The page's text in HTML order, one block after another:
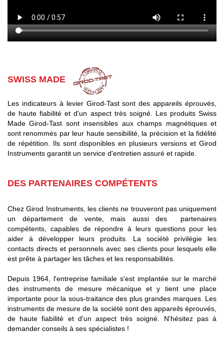
SWISS MADE
Les indicateurs à levier Girod-Tast sont des appareils éprouvés,
de haute fiabilité et d'un aspect très soigné. Les produits Swiss
Made Girod-Tast sont insensibles aux champs magnétiques et
sont renommés par leur haute sensibilité, la précision et la fidélité
de répétition. Ils sont disponibles en plusieurs versions et Girod
Instruments garantit un service d'entretien assuré et rapide.
DES PARTENAIRES COMPÉTENTS
Chez Girod Instruments, les clients ne trouveront pas uniquement
un département de vente, mais aussi des partenaires
compétents, capables de répondre à leurs questions pour les
aider à développer leurs produits. La société privilégie les
contacts directs et personnels avec ses clients pour lesquels elle
est prête à partager les tâches et les responsabilités.
Depuis 1964, l'entreprise familiale s'est implantée sur le marché
des instruments de mesure mécanique et y tient une place
importante pour la sous-traitance des plus grandes marques. Les
instruments de mesure de la société sont des appareils éprouvés,
de haute fiabilité et d'un aspect très soigné. N'hésitez pas à
demander conseils à ses spécialistes !